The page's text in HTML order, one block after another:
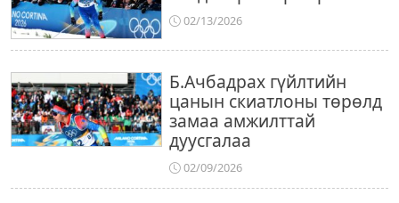
02/13/2026
Б.Ачбадрах гүйлтийн
цанын скиатлоны төрөлд
замаа амжилттай
дуусгалаа
02/09/2026